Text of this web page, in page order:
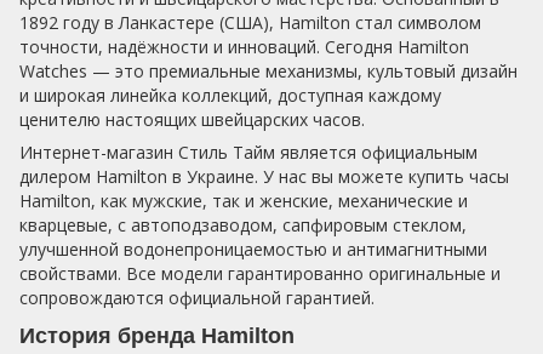
1892 году в Ланкастере (США), Hamilton стал символом
точности, надёжности и инноваций. Сегодня Hamilton
Watches — это премиальные механизмы, культовый дизайн
и широкая линейка коллекций, доступная каждому
ценителю настоящих швейцарских часов.
Интернет-магазин Стиль Тайм является официальным
дилером Hamilton в Украине. У нас вы можете купить часы
Hamilton, как мужские, так и женские, механические и
кварцевые, с автоподзаводом, сапфировым стеклом,
улучшенной водонепроницаемостью и антимагнитными
свойствами. Все модели гарантированно оригинальные и
сопровождаются официальной гарантией.
История бренда Hamilton